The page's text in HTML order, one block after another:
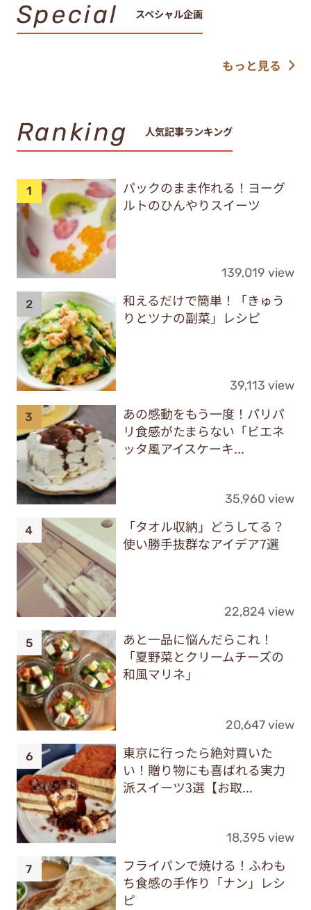
Special スペシャル企画
もっと見る
Ranking 人気記事ランキング
パックのまま作れる！ヨーグ
ルトのひんやりスイーツ
139,019 view
和えるだけで簡単！「きゅう
りとツナの副菜」レシピ
39,113 view
あの感動をもう一度！パリパ
リ食感がたまらない「ビエネ
ッタ風アイスケーキ...
35,960 view
「タオル収納」どうしてる？
使い勝手抜群なアイデア7選
22,824 view
あと一品に悩んだらこれ！
「夏野菜とクリームチーズの
和風マリネ」
20,647 view
東京に行ったら絶対買いた
い！贈り物にも喜ばれる実力
派スイーツ3選【お取...
18,395 view
フライパンで焼ける！ふわも
ち食感の手作り「ナン」レシ
ピ